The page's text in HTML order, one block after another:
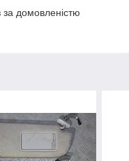
домовленістю